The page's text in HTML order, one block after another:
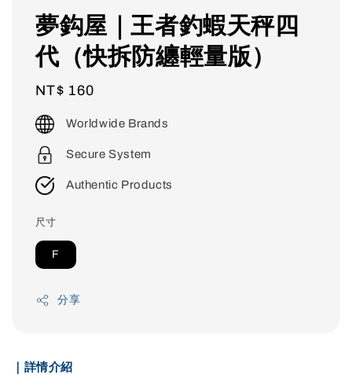
夢鈎屋｜王者釣蝦天秤四
代（快拆防纏輕量版）
Regular
price
NT$ 160
Worldwide Brands
Secure System
Authentic Products
尺寸
F
分享
｜詳情介紹